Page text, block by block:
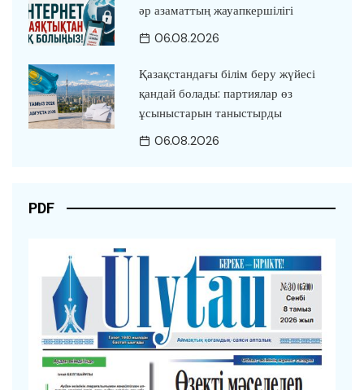
әр азаматтың жауапкершілігі
06.08.2026
Қазақстандағы білім беру жүйесі
қандай болады: партиялар өз
ұсыныстарын таныстырды
06.08.2026
PDF